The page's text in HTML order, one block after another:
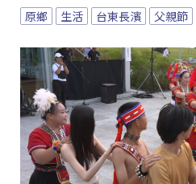
原鄉 生活 台東長濱 父親節